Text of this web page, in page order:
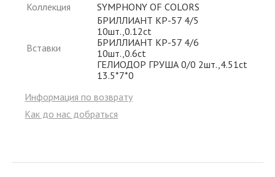
Коллекция
SYMPHONY OF COLORS
Вставки
БРИЛЛИАНТ КР-57 4/5
10шт.,0.12ct
БРИЛЛИАНТ КР-57 4/6
10шт.,0.6ct
ГЕЛИОДОР ГРУША 0/0 2шт.,4.51ct
13.5*7*0
Информация по возврату
Как до нас добраться